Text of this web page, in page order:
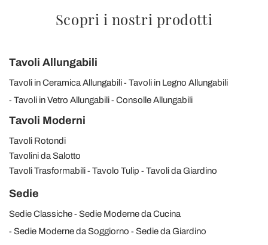
Scopri i nostri prodotti
Tavoli Allungabili
Tavoli in Ceramica Allungabili
Tavoli in Legno Allungabili
Tavoli in Vetro Allungabili
Consolle Allungabili
Tavoli Moderni
Tavoli Rotondi
Tavolini da Salotto
Tavoli Trasformabili
Tavolo Tulip Tavoli da Giardino
Sedie
Sedie Classiche
Sedie Moderne da Cucina
Sedie Moderne da Soggiorno
Sedie da Giardino